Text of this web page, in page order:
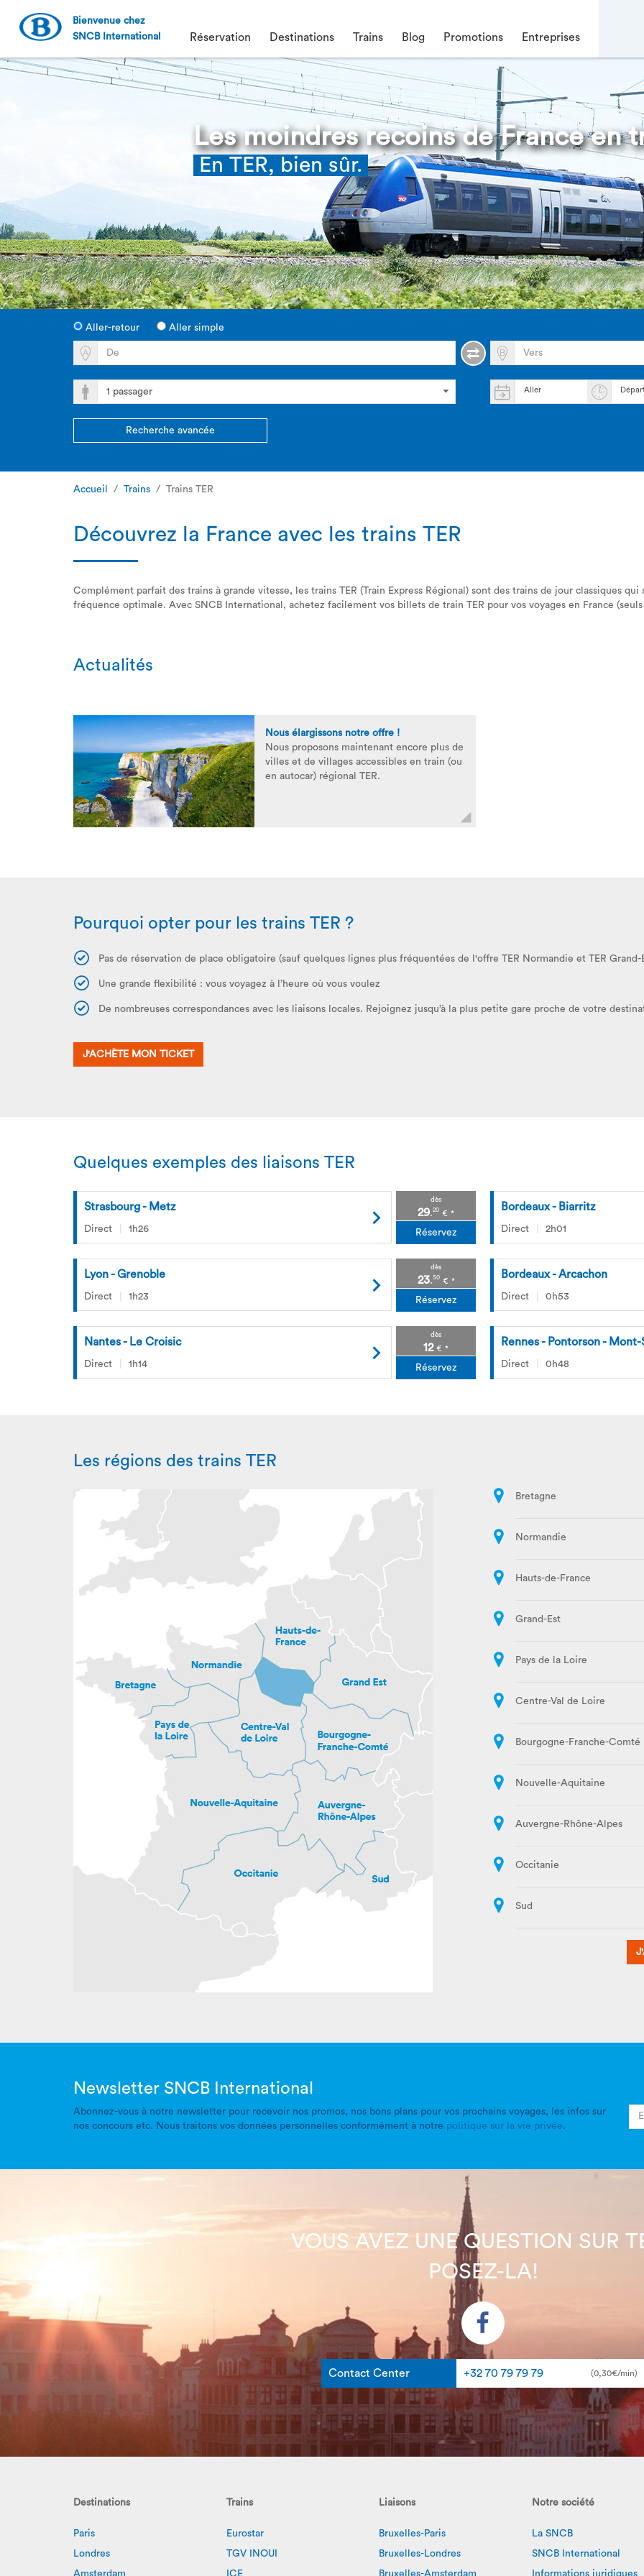
Bienvenue chez
SNCB International
Réservation Destinations Trains Blog Promotions Entreprises
Les moindres recoins de France en
En TER, bien sûr.
Aller-retour Aller simple
Aller
Recherche avancée
Accueil Trains Trains TER
Découvrez la France avec les trains TER
Complément parfait des trains à grande vitesse, les trains TER (Train Express Régional) sont des trains de jour classiques
fréquence optimale. Avec SNCB International, achetez facilement vos billets de train TER pour vos voyages en France
Actualités
Nous élargissons notre offre !
Nous proposons maintenant encore plus de
villes et de villages accessibles en train (ou
en autocar) régional TER.
Pourquoi opter pour les trains TER ?
Pas de réservation de place obligatoire (sauf quelques lignes plus fréquentées de l'offre TER Normandie et TER Grand-
Une grande flexibilité : vous voyagez à l’heure où vous voulez
De nombreuses correspondances avec les liaisons locales. Rejoignez jusqu’à la plus petite gare proche de votre
J'ACHÈTE MON TICKET
Quelques exemples des liaisons TER
Strasbourg - Metz
Direct 1h26
dès
29.20 € *
Réservez
Bordeaux - Biarritz
Direct 2h01
Lyon - Grenoble
Direct 1h23
dès
23.50 € *
Réservez
Bordeaux - Arcachon
Direct 0h53
Nantes - Le Croisic
Direct 1h14
dès
12 € *
Réservez
Rennes - Pontorson -
Direct 0h48
Les régions des trains TER
Bretagne
Normandie
Hauts-de-France
Grand-Est
Pays de la Loire
Centre-Val de Loire
Bourgogne-Franche-Comté
Nouvelle-Aquitaine
Auvergne-Rhône-Alpes
Occitanie
Sud
Newsletter SNCB International
Abonnez-vous à notre newsletter pour recevoir nos promos, nos bons plans pour vos prochains voyages, les infos sur
nos concours etc. Nous traitons vos données personnelles conformément à notre politique sur la vie privée.
VOUS AVEZ UNE QUESTION SUR
POSEZ-LA!
Contact Center +32 70 79 79 79 (0,30€/min)
Destinations
Paris
Londres
Amsterdam
Trains
Eurostar
TGV INOUI
ICE
Liaisons
Bruxelles-Paris
Bruxelles-Londres
Bruxelles-Amsterdam
Notre société
La SNCB
SNCB International
Informations juridiques